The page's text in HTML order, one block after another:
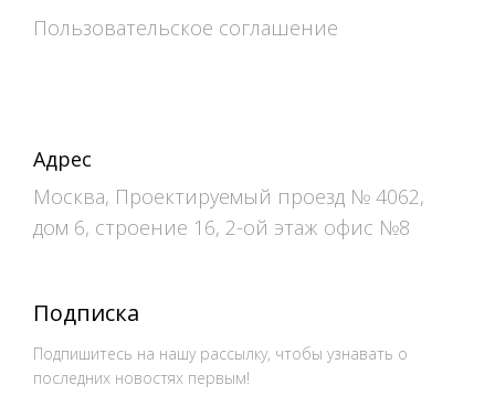
Пользовательское соглашение
Адрес
Москва, Проектируемый проезд № 4062,
дом 6, строение 16, 2-ой этаж офис №8
Подписка
Подпишитесь на нашу рассылку, чтобы узнавать о
последних новостях первым!